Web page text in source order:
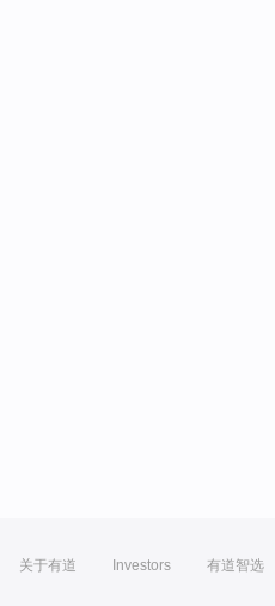
关于有道 Investors 有道智选